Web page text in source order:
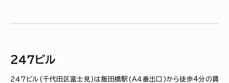
２４７ビル
２４７ビル(千代田区富士見)は飯田橋駅(Ａ４番出口)から徒歩4分の賃